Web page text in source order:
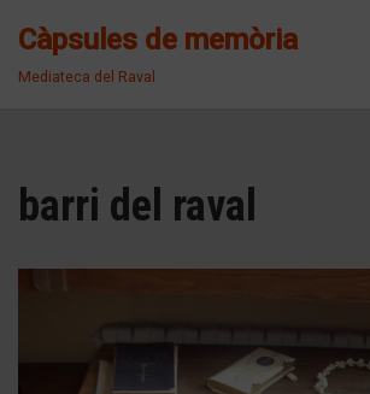
Vés
Càpsules de memòria
Mediateca del Raval
barri del raval